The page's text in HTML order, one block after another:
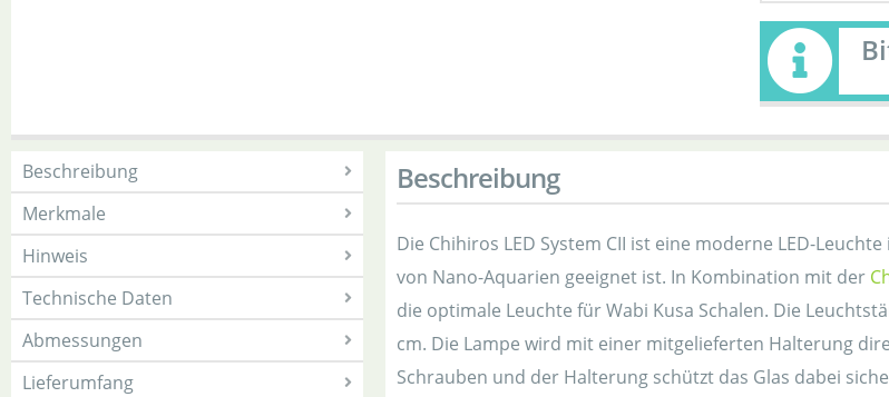
Beschreibung
Merkmale
Hinweis
Technische Daten
Abmessungen
Lieferumfang
Beschreibung
Die Chihiros LED System CII ist eine moderne LED-
von Nano-Aquarien geeignet ist. In Kombination mit der
die optimale Leuchte für Wabi Kusa Schalen. Die
cm. Die Lampe wird mit einer mitgelieferten Halterung
Schrauben und der Halterung schützt das Glas dabei